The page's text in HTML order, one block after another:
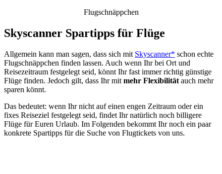
Flugschnäppchen
Skyscanner Spartipps für Flüge
Allgemein kann man sagen, dass sich mit Skyscanner* schon echte
Flugschnäppchen finden lassen. Auch wenn Ihr bei Ort und
Reisezeitraum festgelegt seid, könnt Ihr fast immer richtig günstige
Flüge finden. Jedoch gilt, dass Ihr mit mehr Flexibilität auch mehr
sparen könnt.
Das bedeutet: wenn Ihr nicht auf einen engen Zeitraum oder ein
fixes Reiseziel festgelegt seid, findet Ihr natürlich noch billigere
Flüge für Euren Urlaub. Im Folgenden bekommt Ihr noch ein paar
konkrete Spartipps für die Suche von Flugtickets von uns.